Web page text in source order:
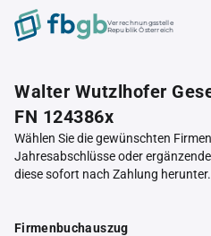
Verrechnungsstelle
Republik Österreich
Walter Wutzlhofer
FN 124386x
Wählen Sie die gewünschten
Jahresabschlüsse oder
diese sofort nach Zahlung herunter.
Firmenbuchauszug